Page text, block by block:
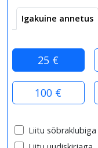
Igakuine annetus
25 €
100 €
Liitu sõbraklubiga